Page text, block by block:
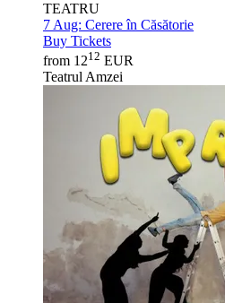
TEATRU
7 Aug: Cerere în Căsătorie
Buy Tickets
from 1212 EUR
Teatrul Amzei